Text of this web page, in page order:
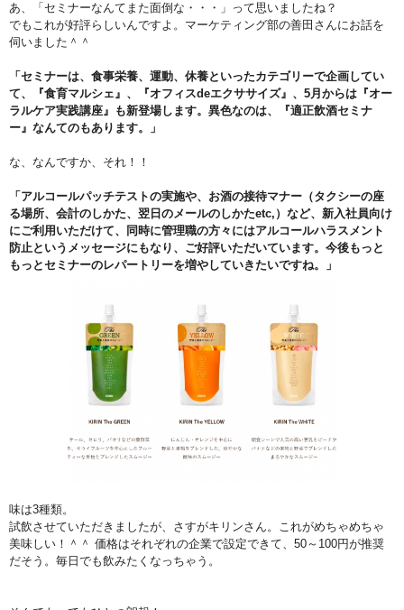
あ、「セミナーなんてまた面倒な・・・」って思いましたね？
でもこれが好評らしいんですよ。マーケティング部の善田さんにお話を
伺いました＾＾
「セミナーは、食事栄養、運動、休養といったカテゴリーで企画してい
て、『食育マルシェ』、『オフィスdeエクササイズ』、5月からは『オー
ラルケア実践講座』も新登場します。異色なのは、『適正飲酒セミナ
ー』なんてのもあります。」
な、なんですか、それ！！
「アルコールパッチテストの実施や、お酒の接待マナー（タクシーの座
る場所、会計のしかた、翌日のメールのしかたetc,）など、新入社員向け
にご利用いただけて、同時に管理職の方々にはアルコールハラスメント
防止というメッセージにもなり、ご好評いただいています。今後もっと
もっとセミナーのレパートリーを増やしていきたいですね。」
味は3種類。
試飲させていただきましたが、さすがキリンさん。これがめちゃめちゃ
美味しい！＾＾ 価格はそれぞれの企業で設定できて、50～100円が推奨
だそう。毎日でも飲みたくなっちゃう。